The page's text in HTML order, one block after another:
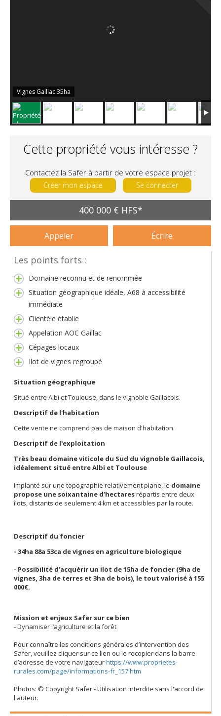
Vignes Gaillac 35ha
Cette propriété vous intéresse ?
Contactez la Safer à partir de votre espace projet :
Créer mon espace Se connecter
400 000 € HFS*
Appeler Écrire
Les points forts :
Domaine reconnu et de renommée
Situation géographique idéale, A68 à accessibilité
immédiate
Clientèle établie
Appelation AOC Gaillac
Cépages locaux
Ilot de vignes regroupé
Situation géographique
Situé entre Albi et Toulouse, dans le vignoble Gaillacois.
Descriptif de l'habitation
Cette vente ne comprend pas de maison d'habitation.
Descriptif de l'exploitation
Très beau domaine viticole du Sud du vignoble Gaillacois,
idéalement situé entre Albi et Toulouse
Implanté sur une topographie relativement plane, le domaine
propose une soixantaine d’hectaresrépartis entre deux
îlots, distants de seulement 4 km et accessibles par la route.
Descriptif du foncier
- 34ha 88a 53ca de vignes en agriculture biologique
- Possibilité d’acquérir un ilot de 15ha de foncier (9ha de
vignes, 3ha de terres et 3ha de bois), le tout valorisé à 155
000€.
Mission et enjeux Safer sur ce bien
- Dynamiser l’agriculture et la forêt
Pour connaître les conditions générales d’intervention des
Safer, veuillez cliquer sur ce lien ou le recopier dans la barre
d’adresse de votre navigateurhttps://www.proprietes-
rurales.com/page/informations-fr_157.htm
Photos: © Copyright Safer - Utilisation interdite sans l'accord de
l'auteur.